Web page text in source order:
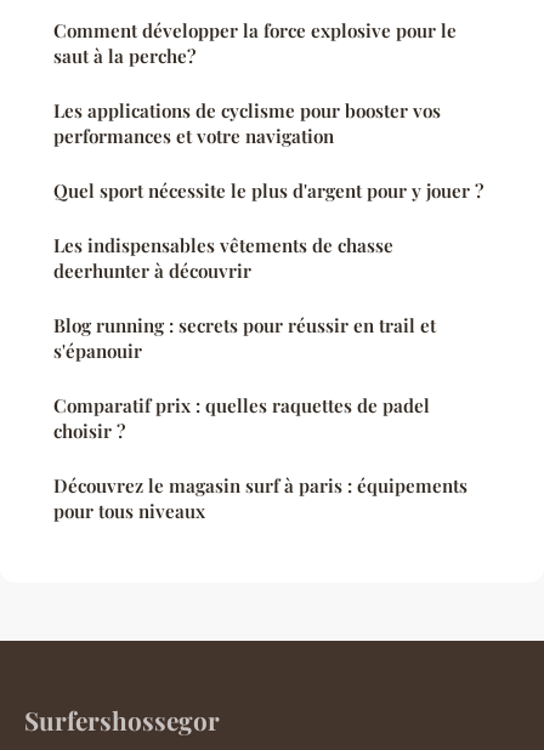
Comment développer la force explosive pour le
saut à la perche?
Les applications de cyclisme pour booster vos
performances et votre navigation
Quel sport nécessite le plus d'argent pour y jouer ?
Les indispensables vêtements de chasse
deerhunter à découvrir
Blog running : secrets pour réussir en trail et
s'épanouir
Comparatif prix : quelles raquettes de padel
choisir ?
Découvrez le magasin surf à paris : équipements
pour tous niveaux
Surfershossegor